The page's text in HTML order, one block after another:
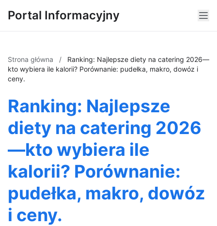
Portal Informacyjny
Strona główna /
Ranking: Najlepsze diety na catering 2026—
kto wybiera ile kalorii? Porównanie: pudełka, makro, dowóz i
ceny.
Ranking: Najlepsze
diety na catering 2026
—kto wybiera ile
kalorii? Porównanie:
pudełka, makro, dowóz
i ceny.